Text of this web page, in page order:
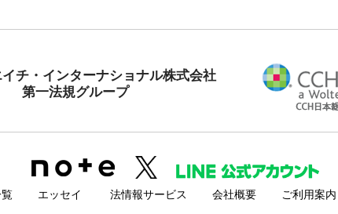
チ・インターナショナル株式会社
第一法規グループ
エッセイ 法情報サービス 会社概要 ご利用案内